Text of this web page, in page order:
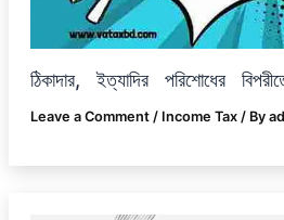
ঠিকাদার, ইত্যাদির পরিশোধের
Leave a Comment / Income Tax/ By